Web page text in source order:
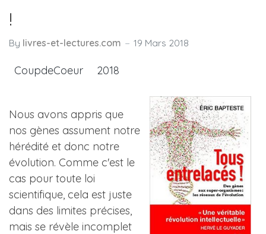
!
By livres-et-lectures.com 19 Mars 2018
CoupdeCoeur 2018
Nous avons appris que
nos gènes assument notre
hérédité et donc notre
évolution. Comme c'est le
cas pour toute loi
scientifique, cela est juste
dans des limites précises,
mais se révèle incomplet